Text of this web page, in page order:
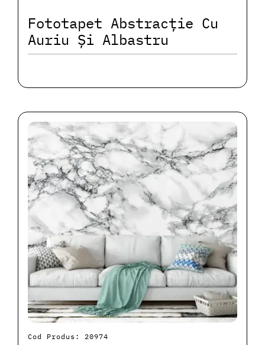
Fototapet Abstracție Cu
Auriu Și Albastru
Cod Produs: 20974